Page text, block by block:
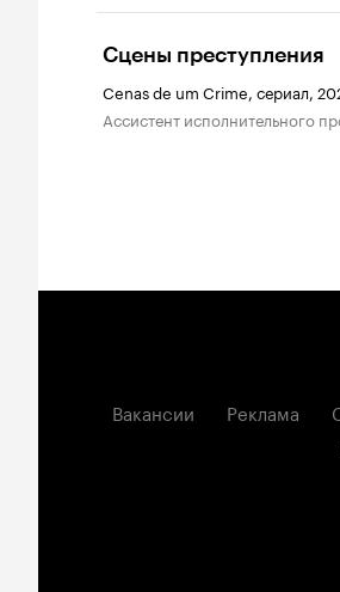
Сцены преступления
Cenas de um Crime, сериал,
ассистент исполнительного
Вакансии Реклама